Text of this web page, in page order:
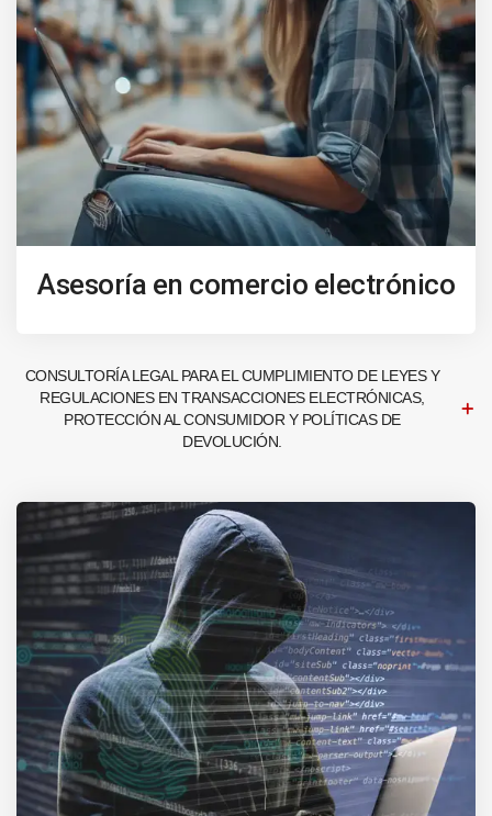
Asesoría en comercio electrónico
CONSULTORÍA LEGAL PARA EL CUMPLIMIENTO DE LEYES Y
REGULACIONES EN TRANSACCIONES ELECTRÓNICAS,
PROTECCIÓN AL CONSUMIDOR Y POLÍTICAS DE
DEVOLUCIÓN.